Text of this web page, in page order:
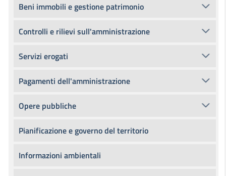
Beni immobili e gestione patrimonio
Controlli e rilievi sull'amministrazione
Servizi erogati
Pagamenti dell'amministrazione
Opere pubbliche
Pianificazione e governo del territorio
Informazioni ambientali